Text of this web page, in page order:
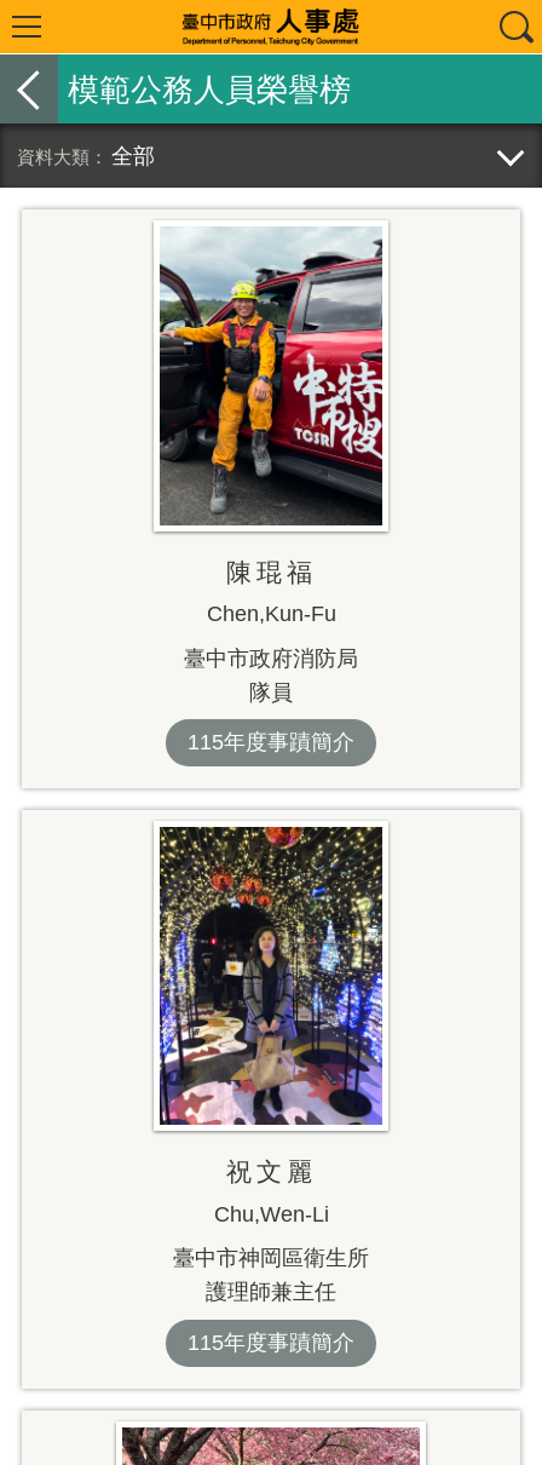
模範公務人員榮譽榜
全部
陳琨福
Chen,Kun-Fu
臺中市政府消防局
隊員
115年度事蹟簡介
祝文麗
Chu,Wen-Li
臺中市神岡區衛生所
護理師兼主任
115年度事蹟簡介